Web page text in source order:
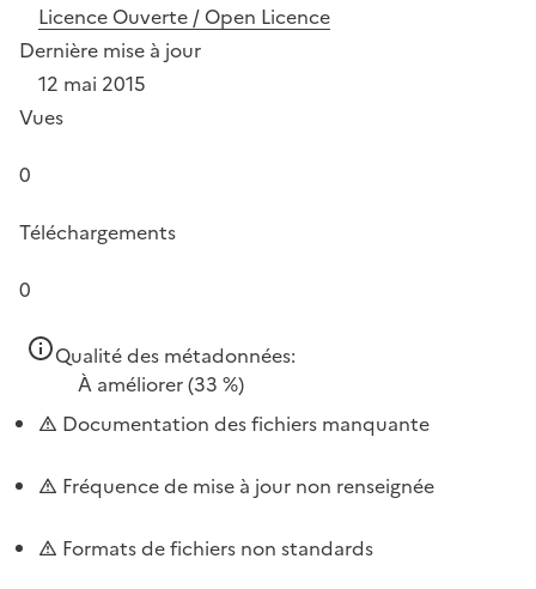
Licence Ouverte / Open Licence
Dernière mise à jour
12 mai 2015
Vues
0
Téléchargements
0
Qualité des métadonnées:
À améliorer(33 %)
Documentation des fichiers manquante
Fréquence de mise à jour non renseignée
Formats de fichiers non standards